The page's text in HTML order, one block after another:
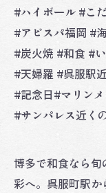
#ハイボール #こ
#アビスパ福岡 #
#炭火焼 #和食 #
#天婦羅 #呉服駅
#記念日#マリン
#サンパレス近く
博多で和食なら
彩へ。呉服町駅